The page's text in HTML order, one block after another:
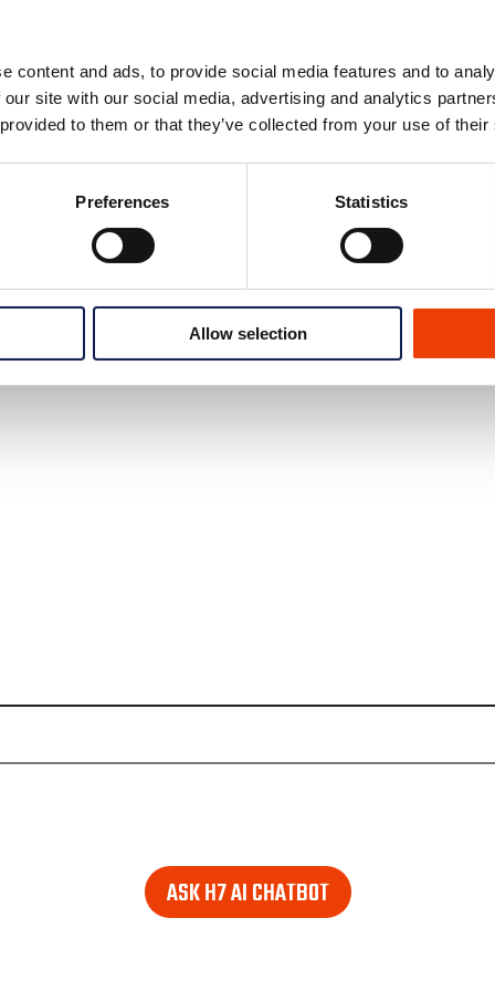
content and ads, to provide social media features and to
site with our social media, advertising and analytics
to them or that they’ve collected from your use of
Preferences Statistics
Allow selection
ASK H7 AI CHATBOT